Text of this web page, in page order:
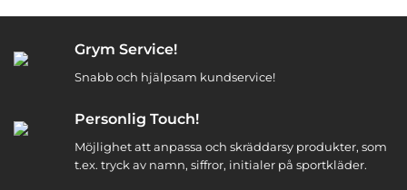
Grym Service!
Snabb och hjälpsam kundservice!
Personlig Touch!
Möjlighet att anpassa och skräddarsy produkter, som
t.ex. tryck av namn, siffror, initialer på sportkläder.